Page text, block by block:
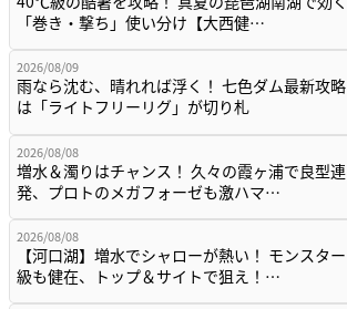
「巻き・撃ち」使い分け【大西健…
2026/08/09
雨なら沈む、晴れれば浮く！ 七色ダム最新攻略
は「ライトフリーリグ」が切り札
2026/08/08
増水＆濁りはチャンス！ 久々の霞ヶ浦で良型連
発、プロトのメガフォーゼも激ハマ…
2026/08/08
【河口湖】増水でシャローが熱い！ モンスター
級も健在、トップ＆サイトで狙え！…